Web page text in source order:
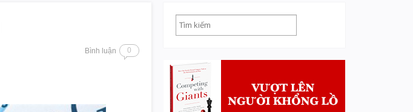
Bình luận 0